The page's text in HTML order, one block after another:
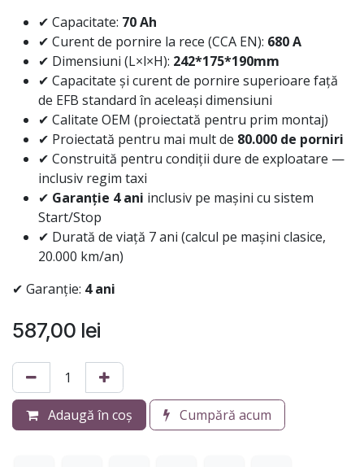
✔ Capacitate: 70 Ah
✔ Curent de pornire la rece (CCA EN): 680 A
✔ Dimensiuni (L×l×H): 242*175*190mm
✔ Capacitate și curent de pornire superioare față
de EFB standard în aceleași dimensiuni
✔ Calitate OEM (proiectată pentru prim montaj)
✔ Proiectată pentru mai mult de 80.000 de porniri
✔ Construită pentru condiții dure de exploatare —
inclusiv regim taxi
✔ Garanție 4 ani inclusiv pe mașini cu sistem
Start/Stop
✔ Durată de viață 7 ani (calcul pe mașini clasice,
20.000 km/an)
✔ Garanție: 4 ani
587,00 lei
Adaugă în coș Cumpără acum